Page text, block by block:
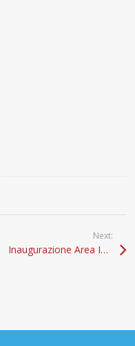
Tutti gli articoli
Next:
Inaugurazione Area Industria della Conoscenza -TGR – Campania